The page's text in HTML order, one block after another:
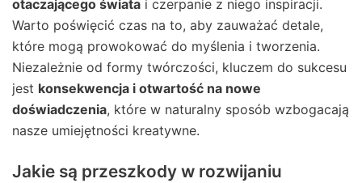
otaczającego świata i czerpanie z niego inspiracji.
Warto poświęcić czas na to, aby zauważać detale,
które mogą prowokować do myślenia i tworzenia.
Niezależnie od formy twórczości, kluczem do sukcesu
jest konsekwencja i otwartość na nowe
doświadczenia, które w naturalny sposób wzbogacają
nasze umiejętności kreatywne.
Jakie są przeszkody w rozwijaniu